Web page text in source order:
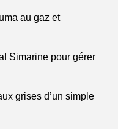
au gaz et
Simarine pour gérer
grises d’un simple